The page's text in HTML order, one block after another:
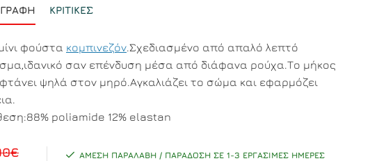
ΚΡΙΤΙΚΈΣ
φούστα κομπινεζόν.Σχεδιασμένο από απαλό λεπτό
σαν επένδυση μέσα από διάφανα ρούχα.Το μήκος
ψηλά στον μηρό.Αγκαλιάζει το σώμα και εφαρμόζει
poliamide 12% elastan
ΆΜΕΣΗ ΠΑΡΑΛΑΒΉ / ΠΑΡΆΔΟΣΗ ΣΕ 1-3 ΕΡΓΆΣΙΜΕΣ ΗΜΈΡΕΣ